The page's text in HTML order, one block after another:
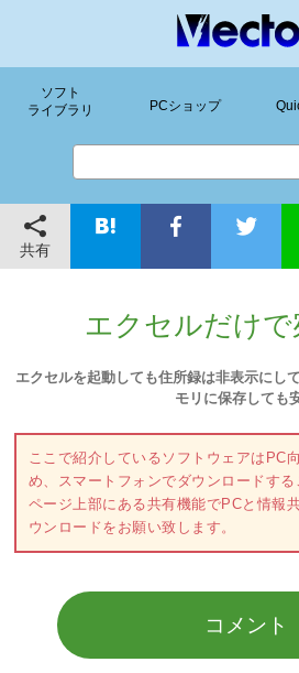
ソフト
ライブラリ
PCショップ
共有
エクセルだけで
エクセルを起動しても住所録は非表示にし
モリに保存しても
ここで紹介しているソフトウェアはPC
め、スマートフォンでダウンロードする
ページ上部にある共有機能でPCと情報
ウンロードをお願い致します。
コメント